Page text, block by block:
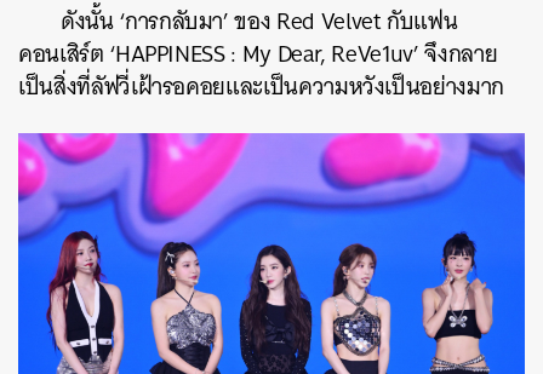
ดังนั้น ‘การกลับมา’ ของ Red Velvet กับแฟน
คอนเสิร์ต ‘HAPPINESS : My Dear, ReVe1uv’ จึงกลาย
เป็นสิ่งที่ลัฟวี่เฝ้ารอคอยและเป็นความหวังเป็นอย่างมาก